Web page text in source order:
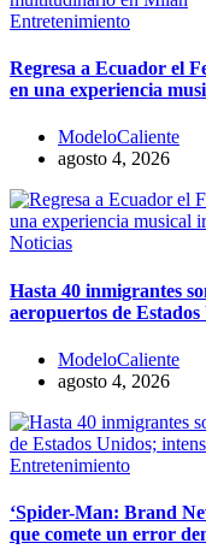
Entretenimiento
Regresa a Ecuador el
en una experiencia
ModeloCaliente
agosto 4, 2026
Noticias
Hasta 40 inmigrantes
aeropuertos de
ModeloCaliente
agosto 4, 2026
Entretenimiento
‘Spider-Man: Brand
que comete un error